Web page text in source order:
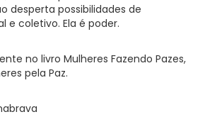
desperta possibilidades de
e coletivo. Ela é poder.
no livro Mulheres Fazendo Pazes,
pela Paz.